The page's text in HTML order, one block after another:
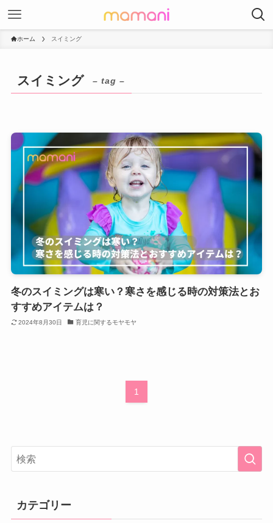
ホーム スイミング
スイミング – tag –
冬のスイミングは寒い？寒さを感じる時の対策法とお
すすめアイテムは？
2024年8月30日 育児に関するモヤモヤ
1
カテゴリー